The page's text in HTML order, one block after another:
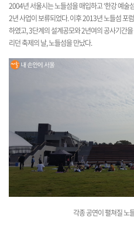
2004년 서울시는 노들섬을 매입하고 ‘한강 예술
2년 사업이 보류되었다. 이후 2013년 노들섬 포
하였고, 3단계의 설계공모와 2년여의 공사기간
리던 축제의 날, 노들섬을 만났다.
각종 공연이 펼쳐질 노